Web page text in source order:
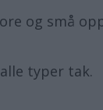
og små
typer tak.